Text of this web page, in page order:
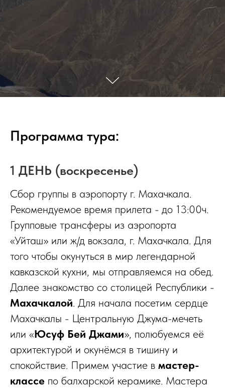
Программа тура:
1 ДЕНЬ (воскресенье)
Сбор группы в аэропорту г. Махачкала.
Рекомендуемое время прилета - до 13:00ч.
Групповые трансферы из аэропорта
«Уйташ» или ж/д вокзала, г. Махачкала. Для
того чтобы окунуться в мир легендарной
кавказской кухни, мы отправляемся на обед.
Далее знакомство со столицей Республики -
Махачкалой. Для начала посетим сердце
Махачкалы - Центральную Джума-мечеть
или «Юсуф Бей Джами», полюбуемся её
архитектурой и окунёмся в тишину и
спокойствие. Примем участие в мастер-
классе по балхарской керамике. Мастера